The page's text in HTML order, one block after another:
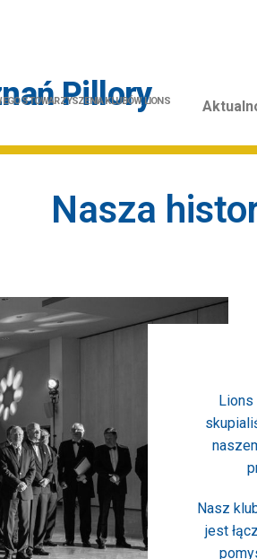
Pillory
STOWARZYSZENIA KLUBÓW LIONS
Nasza
Lions
Nasz
jest